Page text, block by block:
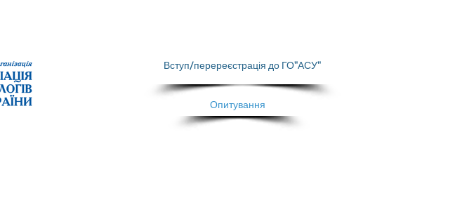
Опитування
Вступ/перереєстрація до ГО"АСУ"